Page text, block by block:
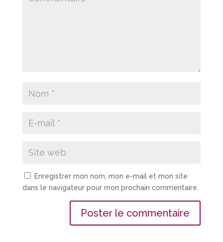
Enregistrer mon nom, mon e-mail et mon site
dans le navigateur pour mon prochain commentaire.